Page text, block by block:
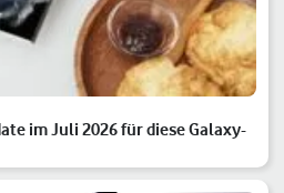
im Juli 2026 für diese Galaxy-